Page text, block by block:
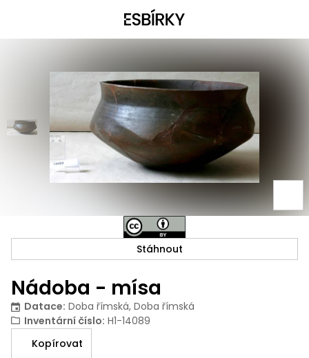
Nádoba - mísa
Datace: Doba římská, Doba římská
Inventární číslo: H1-14089
Kopírovat
Stáhnout